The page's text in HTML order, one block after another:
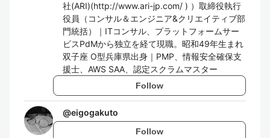
社(ARI)(http://www.ari-jp.com/ ) ）取締役執行
役員（コンサル＆エンジニア&クリエイティブ部
門統括）｜ITコンサル、プラットフォームサー
ビスPdMから独立を経て現職。昭和49年生まれ
双子座 O型兵庫県出身｜PMP、情報安全確保支
援士、AWS SAA、認定スクラムマスター
Follow
@eigogakuto
Follow